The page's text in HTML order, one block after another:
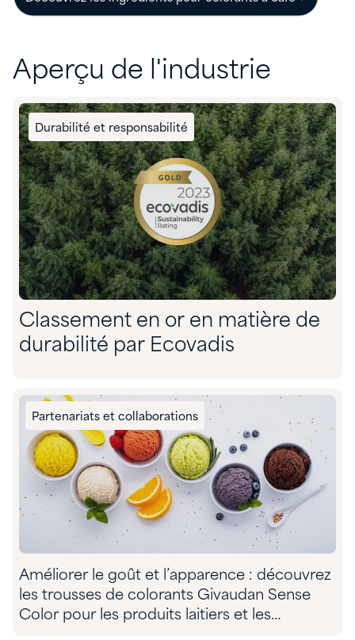
Aperçu de l'industrie
Durabilité et responsabilité
Classement en or en matière de
durabilité par Ecovadis
Partenariats et collaborations
Améliorer le goût et l’apparence : découvrez
les trousses de colorants Givaudan Sense
Color pour les produits laitiers et les